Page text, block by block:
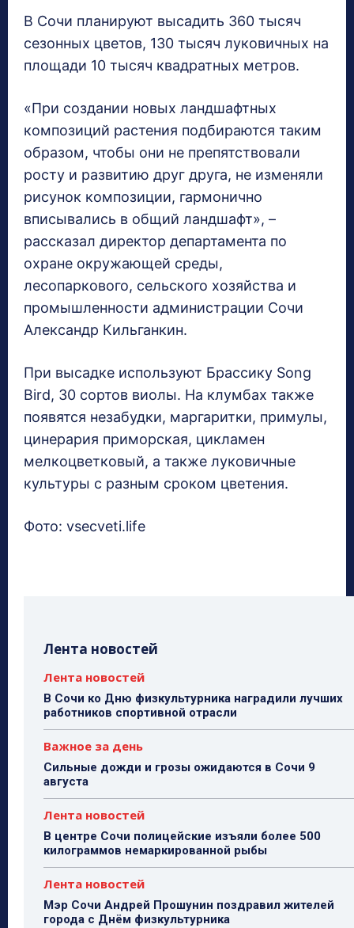
В Сочи планируют высадить 360 тысяч
сезонных цветов, 130 тысяч луковичных на
площади 10 тысяч квадратных метров.
«При создании новых ландшафтных
композиций растения подбираются таким
образом, чтобы они не препятствовали
росту и развитию друг друга, не изменяли
рисунок композиции, гармонично
вписывались в общий ландшафт», –
рассказал директор департамента по
охране окружающей среды,
лесопаркового, сельского хозяйства и
промышленности администрации Сочи
Александр Кильганкин.
При высадке используют Брассику Song
Bird, 30 сортов виолы. На клумбах также
появятся незабудки, маргаритки, примулы,
цинерария приморская, цикламен
мелкоцветковый, а также луковичные
культуры с разным сроком цветения.
Фото: vsecveti.life
Лента новостей
Лента новостей
В Сочи ко Дню физкультурника наградили лучших
работников спортивной отрасли
Важное за день
Сильные дожди и грозы ожидаются в Сочи 9
августа
Лента новостей
В центре Сочи полицейские изъяли более 500
килограммов немаркированной рыбы
Лента новостей
Мэр Сочи Андрей Прошунин поздравил жителей
города с Днём физкультурника